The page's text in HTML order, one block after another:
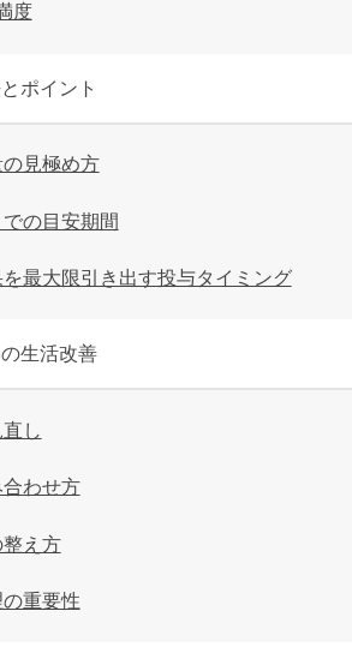
度
ポイント
見極め方
の目安期間
最大限引き出す投与タイミング
生活改善
し
わせ方
え方
重要性